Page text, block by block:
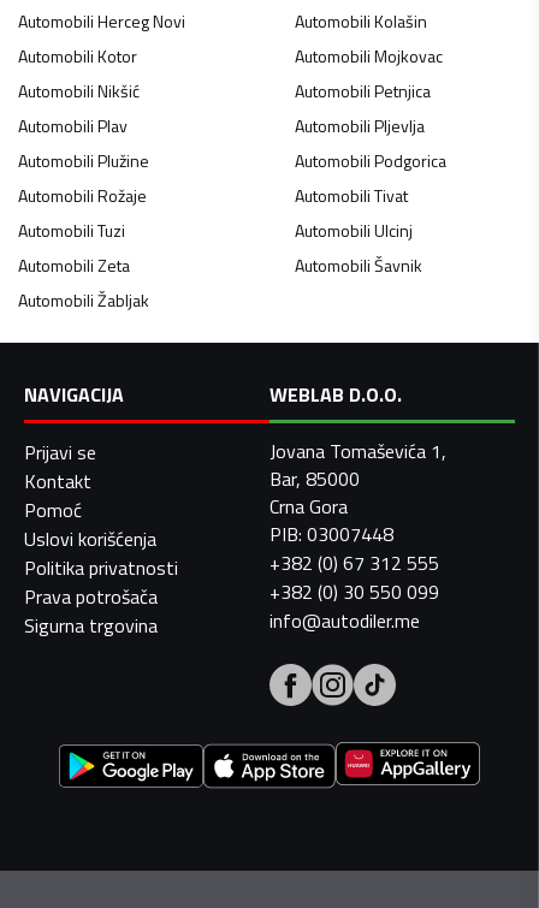
AutomobiliHerceg Novi AutomobiliKolašin
AutomobiliKotor AutomobiliMojkovac
AutomobiliNikšić AutomobiliPetnjica
AutomobiliPlav AutomobiliPljevlja
AutomobiliPlužine AutomobiliPodgorica
AutomobiliRožaje AutomobiliTivat
AutomobiliTuzi AutomobiliUlcinj
AutomobiliZeta AutomobiliŠavnik
AutomobiliŽabljak
NAVIGACIJA
Prijavi se
Kontakt
Pomoć
Uslovi korišćenja
Politika privatnosti
Prava potrošača
Sigurna trgovina
WEBLAB D.O.O.
Jovana Tomaševića 1,
Bar, 85000
Crna Gora
PIB: 03007448
+382 (0) 67 312 555
+382 (0) 30 550 099
info@autodiler.me